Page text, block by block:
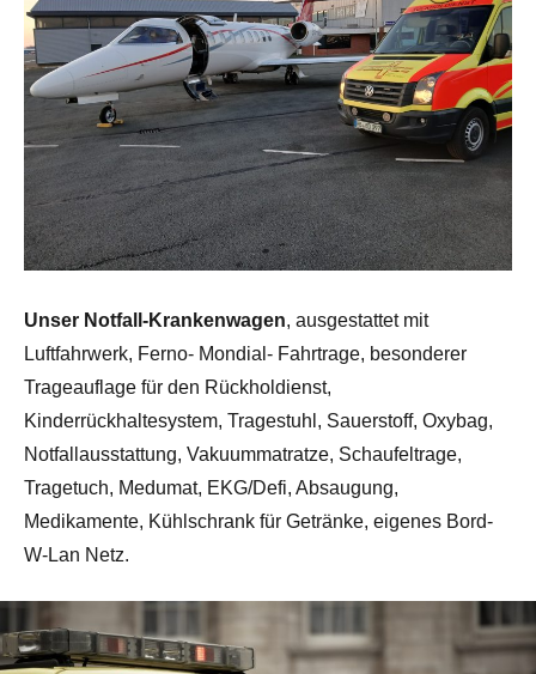
Unser Notfall-Krankenwagen, ausgestattet mit
Luftfahrwerk, Ferno- Mondial- Fahrtrage, besonderer
Trageauflage für den Rückholdienst,
Kinderrückhaltesystem, Tragestuhl, Sauerstoff, Oxybag,
Notfallausstattung, Vakuummatratze, Schaufeltrage,
Tragetuch, Medumat, EKG/Defi, Absaugung,
Medikamente, Kühlschrank für Getränke, eigenes Bord-
W-Lan Netz.